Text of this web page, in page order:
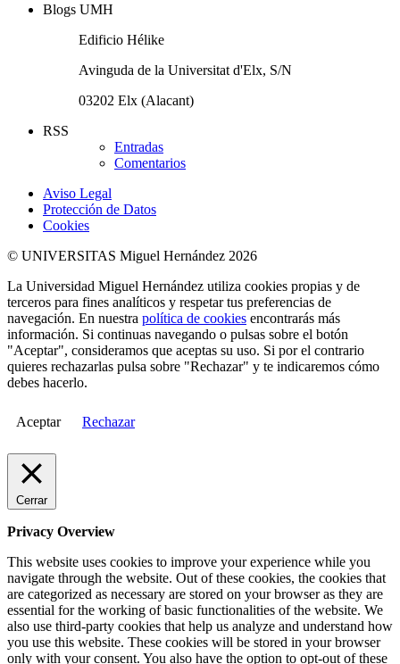
Blogs UMH
Edificio Hélike
Avinguda de la Universitat d'Elx, S/N
03202 Elx (Alacant)
RSS
Entradas
Comentarios
Aviso Legal
Protección de Datos
Cookies
© UNIVERSITAS Miguel Hernández 2026
La Universidad Miguel Hernández utiliza cookies propias y de
terceros para fines analíticos y respetar tus preferencias de
navegación. En nuestra política de cookies encontrarás más
información. Si continuas navegando o pulsas sobre el botón
"Aceptar", consideramos que aceptas su uso. Si por el contrario
quieres rechazarlas pulsa sobre "Rechazar" y te indicaremos cómo
debes hacerlo.
Aceptar Rechazar
Cerrar
Privacy Overview
This website uses cookies to improve your experience while you
navigate through the website. Out of these cookies, the cookies that
are categorized as necessary are stored on your browser as they are
essential for the working of basic functionalities of the website. We
also use third-party cookies that help us analyze and understand how
you use this website. These cookies will be stored in your browser
only with your consent. You also have the option to opt-out of these